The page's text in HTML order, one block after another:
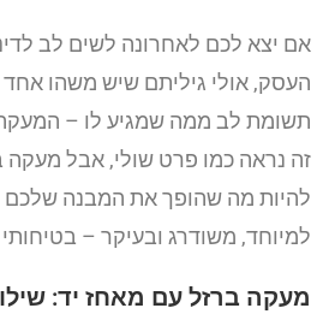
אם יצא לכם לאחרונה לשים לב
העסק, אולי גיליתם שיש משהו
תשומת לב ממה שמגיע לו – המעקה.
זה נראה כמו פרט שולי, אבל מעקה
להיות מה שהופך את המבנה
למיוחד, משודרג ובעיקר – בטיחותי
מעקה ברזל עם מאחז יד: